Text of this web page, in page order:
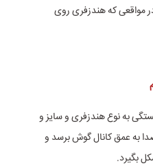
مواقعی که هندزفری روی
به نوع هندزفری و سایز و
به عمق کانال گوش برسد و
بگیرد.